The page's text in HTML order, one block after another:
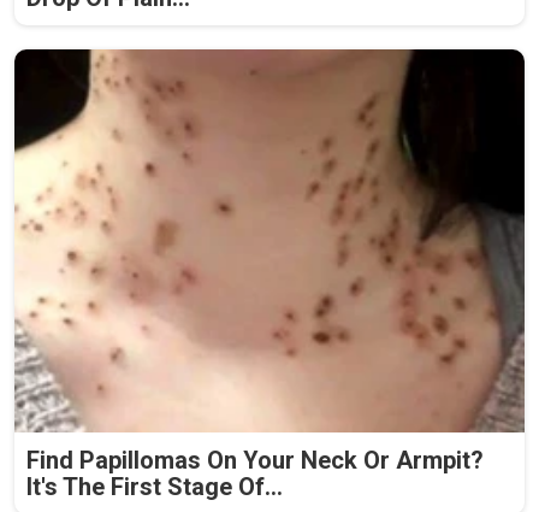
Find Papillomas On Your Neck Or Armpit?
It's The First Stage Of...